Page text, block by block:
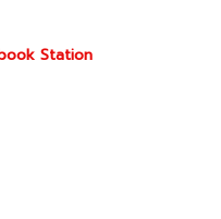
Station